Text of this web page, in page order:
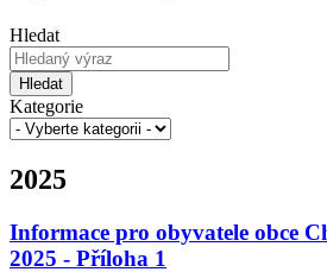
Hledat
Hledat
Kategorie
2025
Informace pro obyvatele obce
2025 - Příloha 1